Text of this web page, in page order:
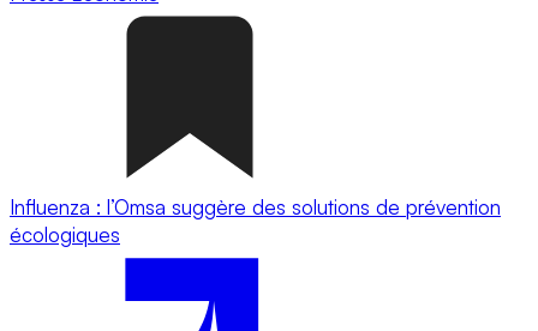
Influenza : l’Omsa suggère des solutions de prévention
écologiques